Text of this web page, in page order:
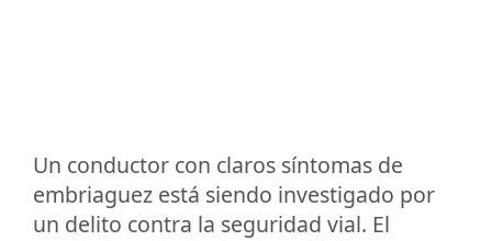
Un conductor con claros síntomas de
embriaguez está siendo investigado por
un delito contra la seguridad vial. El